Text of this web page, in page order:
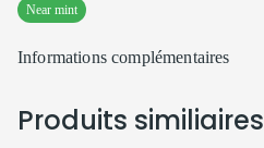
Near mint
Informations complémentaires
Produits similiaires